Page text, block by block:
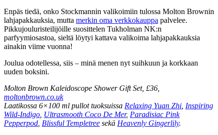
Enpäs tiedä, onko Stockmannin valikoimiin tulossa Molton Brownin
lahjapakkauksia, mutta merkin oma verkkokauppa palvelee.
Pikkujouluristeilijöille suosittelen Tukholman NK:n
parfyymiosastoa, sieltä löytyi kattava valikoima lahjapakkauksia
ainakin viime vuonna!
Joulua odotellessa, siis – minä menen nyt suihkuun ja korkkaan
uuden boksini.
Molton Brown Kaleidoscope Shower Gift Set, £36,
moltonbrown.co.uk
Laatikossa 6×100 ml pullot tuoksuissa Relaxing Yuan Zhi Inspiring
Wild-Indigo Ultrasmooth Coco De Mer, Paradisiac Pink
Pepperpod Blissful Templetree sekä Heavenly Gingerlily.